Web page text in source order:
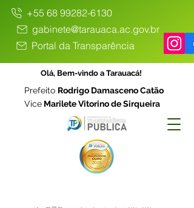
+55 68 99282-6130
gabinete@tarauaca.ac.gov.br
Portal da Transparência
Olá, Bem-vindo a Tarauacá!
Prefeito Rodrigo Damasceno Catão
Vice Marilete Vitorino de Sirqueira